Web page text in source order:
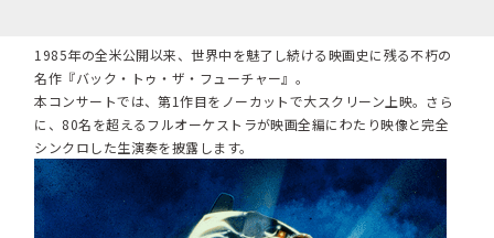
1985年の全米公開以来、世界中を魅了し続ける映画史に残る不朽の
名作『バック・トゥ・ザ・フューチャー』。
本コンサートでは、第1作目をノーカットで大スクリーン上映。さら
に、80名を超えるフルオーケストラが映画全編にわたり映像と完全
シンクロした生演奏を披露します。